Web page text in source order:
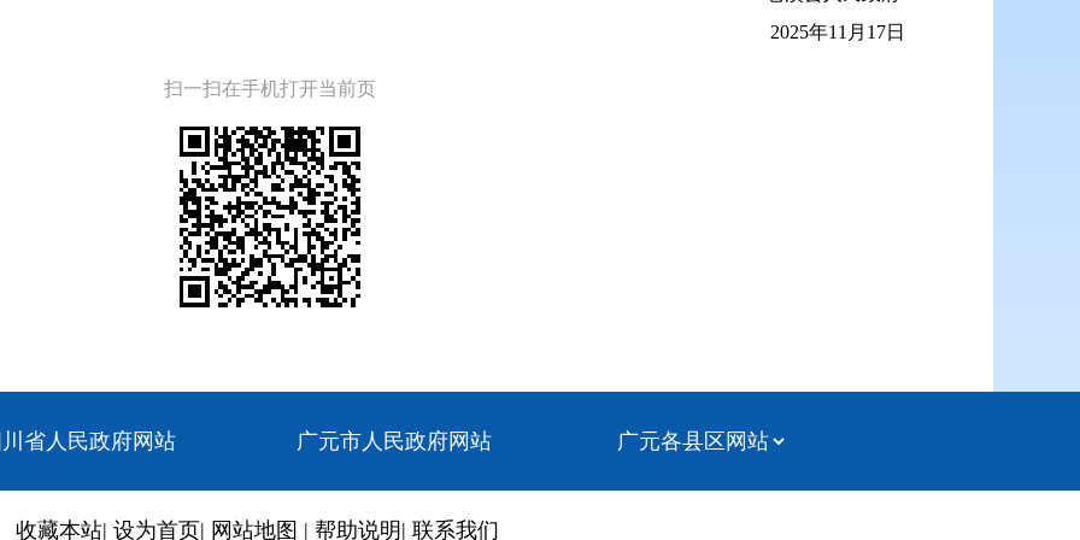
2025年11月17日
扫一扫在手机打开当前页
川省人民政府网站 广元市人民政府网站
收藏本站| 设为首页| 网站地图 | 帮助说明 | 联系我们